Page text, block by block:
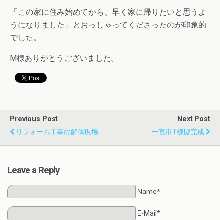
「この家に住み始めてから、早く家に帰りたいと思うよ
うになりました」とおっしゃってくださったのが印象的
でした。
M様ありがとうございました。
Previous Post
リフォーム工事の解体現場
Next Post
一宮市T様邸完成
Leave a Reply
Name*
E-Mail*